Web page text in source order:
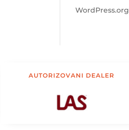
WordPress.org
AUTORIZOVANI DEALER